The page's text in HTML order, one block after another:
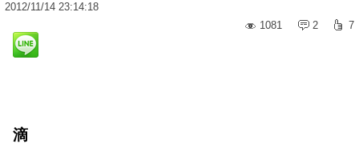
2012/11/14 23:14:18
1081
2 7
滴